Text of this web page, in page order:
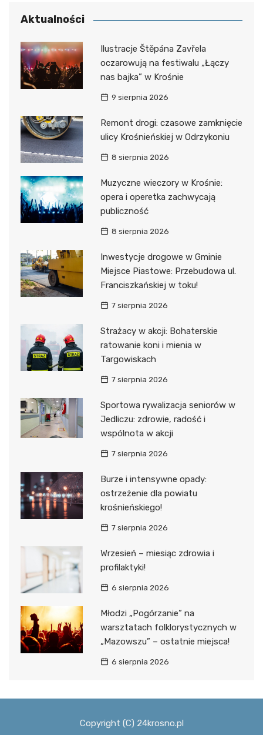
Aktualności
Ilustracje Štěpána Zavřela
oczarowują na festiwalu „Łączy
nas bajka” w Krośnie
9 sierpnia 2026
Remont drogi: czasowe zamknięcie
ulicy Krośnieńskiej w Odrzykoniu
8 sierpnia 2026
Muzyczne wieczory w Krośnie:
opera i operetka zachwycają
publiczność
8 sierpnia 2026
Inwestycje drogowe w Gminie
Miejsce Piastowe: Przebudowa ul.
Franciszkańskiej w toku!
7 sierpnia 2026
Strażacy w akcji: Bohaterskie
ratowanie koni i mienia w
Targowiskach
7 sierpnia 2026
Sportowa rywalizacja seniorów w
Jedliczu: zdrowie, radość i
wspólnota w akcji
7 sierpnia 2026
Burze i intensywne opady:
ostrzeżenie dla powiatu
krośnieńskiego!
7 sierpnia 2026
Wrzesień – miesiąc zdrowia i
profilaktyki!
6 sierpnia 2026
Młodzi „Pogórzanie” na
warsztatach folklorystycznych w
„Mazowszu” – ostatnie miejsca!
6 sierpnia 2026
Copyright (C) 24krosno.pl